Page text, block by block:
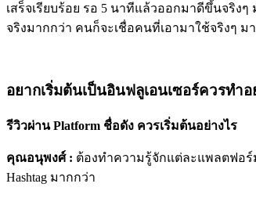
เสร็จเรียบร้อย รอ 5 นาทีแล้วออกมาดีขึ้นจริงๆ
จริงมากกว่า คนก็จะเชื่อคนที่เอามาใช้จริงๆ ม
อยากเริ่มต้นเป็นอินฟลูเอนเซอร์ควรทำอ
รีวิวผ่าน Platform ชื่อดัง ควรเริ่มต้นอย่างไร
คุณอนุพงศ์ : ต้องทำความรู้จักแต่ละแพลตฟอ
Hashtag มากกว่า